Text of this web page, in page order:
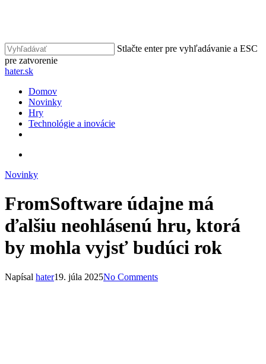
content
Stlačte enter pre vyhľadávanie a ESC
pre zatvorenie
Close
hater.sk
vyhľadávať
Menu
Domov
Novinky
Hry
Technológie a inovácie
Novinky
FromSoftware údajne má
ďalšiu neohlásenú hru, ktorá
by mohla vyjsť budúci rok
Napísal hater19. júla 2025No Comments